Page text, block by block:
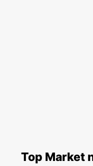
Top Market